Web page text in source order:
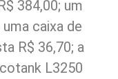
384,00; um
caixa de
R$ 36,70; a
L3250